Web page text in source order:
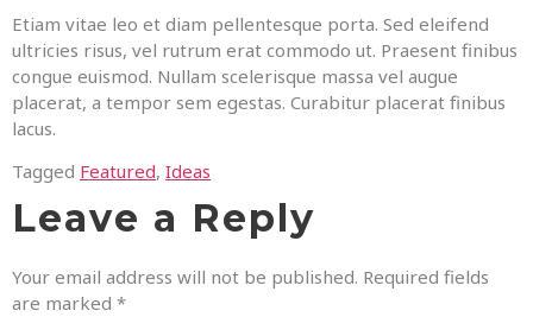
Etiam vitae leo et diam pellentesque porta. Sed eleifend
ultricies risus, vel rutrum erat commodo ut. Praesent finibus
congue euismod. Nullam scelerisque massa vel augue
placerat, a tempor sem egestas. Curabitur placerat finibus
lacus.
Tagged Featured, Ideas
Leave a Reply
Your email address will not be published. Required fields
are marked *